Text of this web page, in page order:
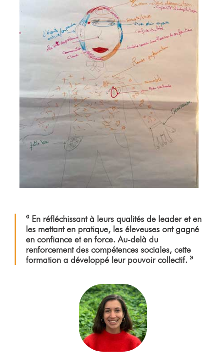
« En réfléchissant à leurs qualités de leader et en
les mettant en pratique, les éleveuses ont gagné
en confiance et en force. Au-delà du
renforcement des compétences sociales, cette
formation a développé leur pouvoir collectif. »